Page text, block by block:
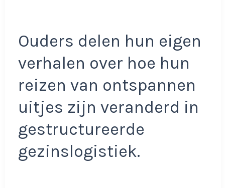
Ouders delen hun eigen
verhalen over hoe hun
reizen van ontspannen
uitjes zijn veranderd in
gestructureerde
gezinslogistiek.